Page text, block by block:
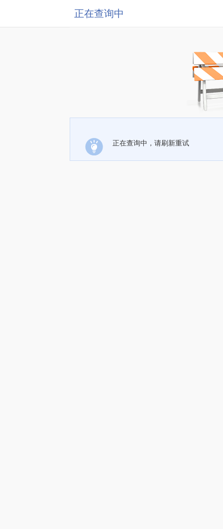
正在查询中
正在查询中，请刷新重试